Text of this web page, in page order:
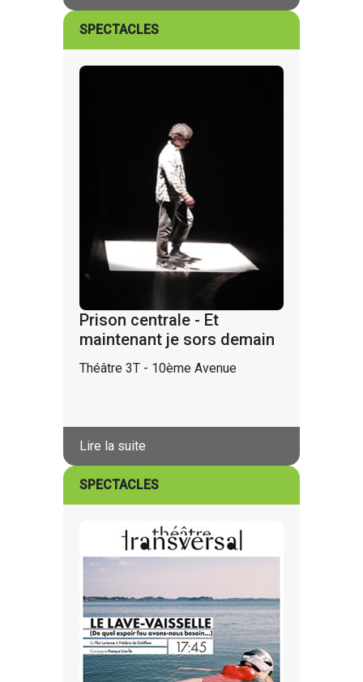
SPECTACLES
Prison centrale - Et
maintenant je sors demain
Théâtre 3T - 10ème Avenue
Lire la suite
SPECTACLES